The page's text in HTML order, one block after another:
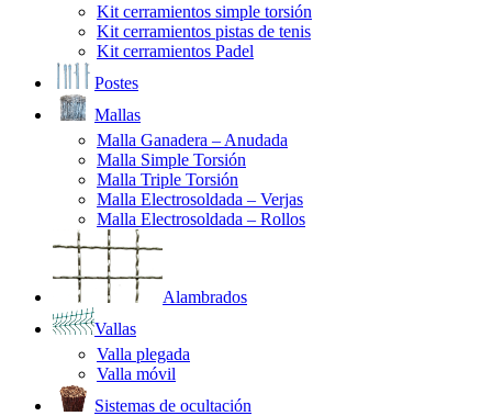
Kit cerramientos simple torsión
Kit cerramientos pistas de tenis
Kit cerramientos Padel
Postes
Mallas
Malla Ganadera – Anudada
Malla Simple Torsión
Malla Triple Torsión
Malla Electrosoldada – Verjas
Malla Electrosoldada – Rollos
Alambrados
Vallas
Valla plegada
Valla móvil
Sistemas de ocultación